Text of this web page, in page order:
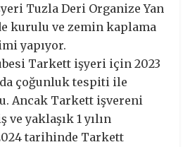
Tuzla Deri Organize Yan
kurulu ve zemin kaplama
yapıyor.
Tarkett işyeri için 2023
çoğunluk tespiti ile
Ancak Tarkett işvereni
yaklaşık 1 yılın
tarihinde Tarkett